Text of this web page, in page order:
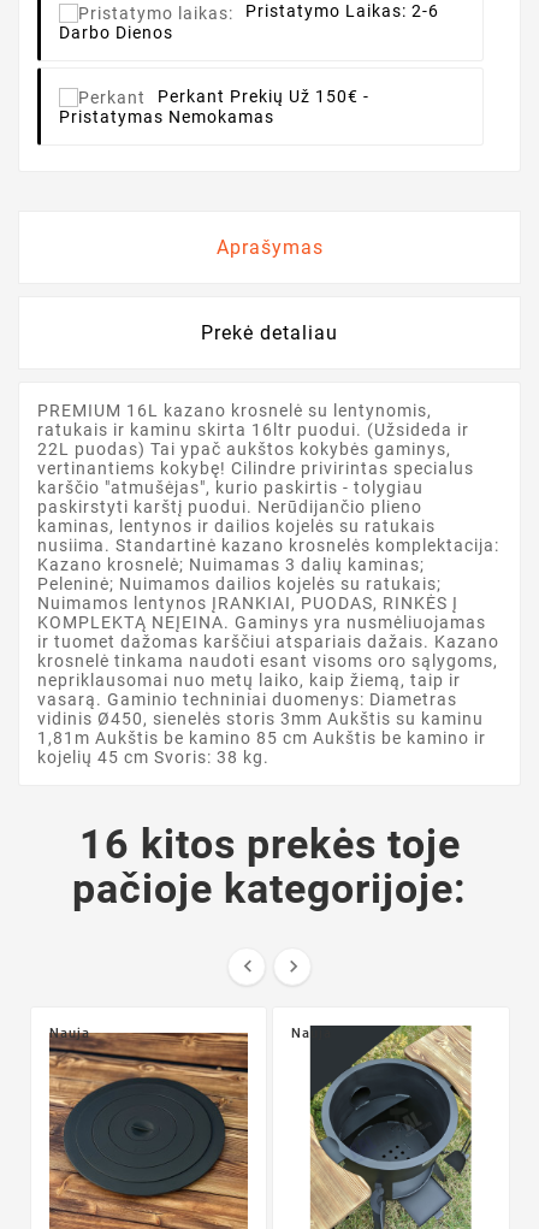
Pristatymo Laikas: 2-6
Darbo Dienos
Perkant Prekių Už 150€ -
Pristatymas Nemokamas
Aprašymas
Prekė detaliau
PREMIUM 16L kazano krosnelė su lentynomis,
ratukais ir kaminu skirta 16ltr puodui. (Užsideda ir
22L puodas) Tai ypač aukštos kokybės gaminys,
vertinantiems kokybę! Cilindre privirintas specialus
karščio "atmušėjas", kurio paskirtis - tolygiau
paskirstyti karštį puodui. Nerūdijančio plieno
kaminas, lentynos ir dailios kojelės su ratukais
nusiima. Standartinė kazano krosnelės komplektacija:
Kazano krosnelė; Nuimamas 3 dalių kaminas;
Peleninė; Nuimamos dailios kojelės su ratukais;
Nuimamos lentynos ĮRANKIAI, PUODAS, RINKĖS Į
KOMPLEKTĄ NEĮEINA. Gaminys yra nusmėliuojamas
ir tuomet dažomas karščiui atspariais dažais. Kazano
krosnelė tinkama naudoti esant visoms oro sąlygoms,
nepriklausomai nuo metų laiko, kaip žiemą, taip ir
vasarą. Gaminio techniniai duomenys: Diametras
vidinis Ø450, sienelės storis 3mm Aukštis su kaminu
1,81m Aukštis be kamino 85 cm Aukštis be kamino ir
kojelių 45 cm Svoris: 38 kg.
16 kitos prekės toje
pačioje kategorijoje:
 
Nauja Nauja